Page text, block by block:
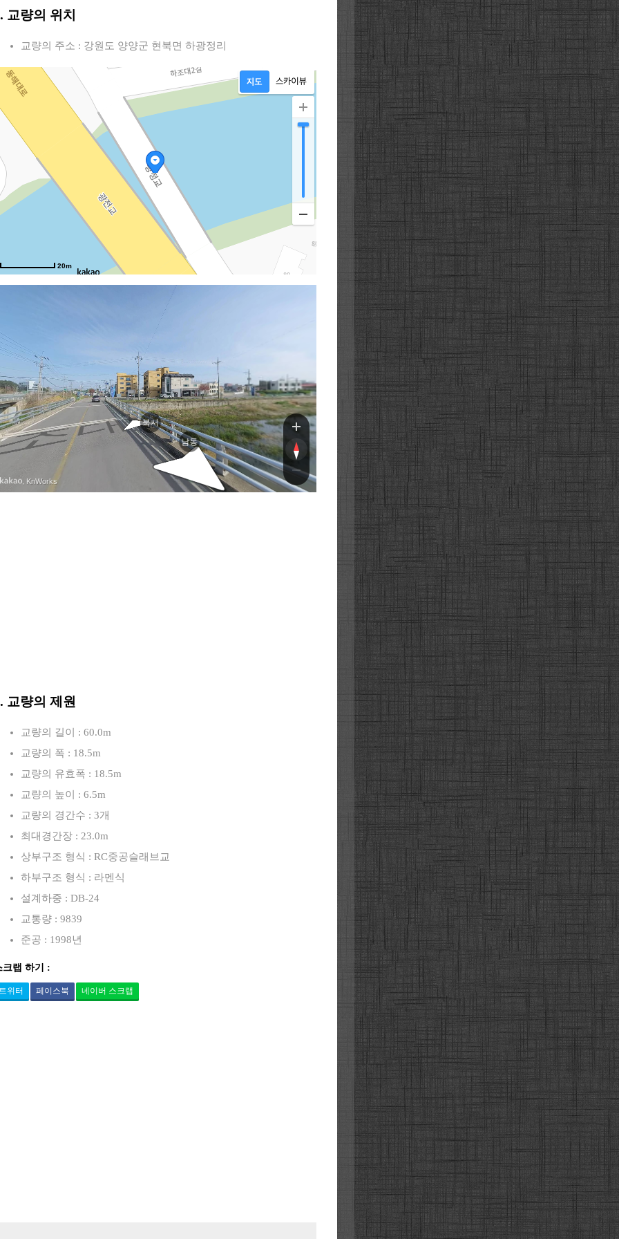
교량의 위치
교량의 주소 : 강원도 양양군 현북면 하광정리
20m
길
길
북서
남동
, KnWorks
교량의 제원
교량의 길이 : 60.0m
교량의 폭 : 18.5m
교량의 유효폭 : 18.5m
교량의 높이 : 6.5m
교량의 경간수 : 3개
최대경간장 : 23.0m
상부구조 형식 : RC중공슬래브교
하부구조 형식 : 라멘식
설계하중 : DB-24
교통량 : 9839
준공 : 1998년
크랩 하기 :
위터 페이스북 네이버 스크랩